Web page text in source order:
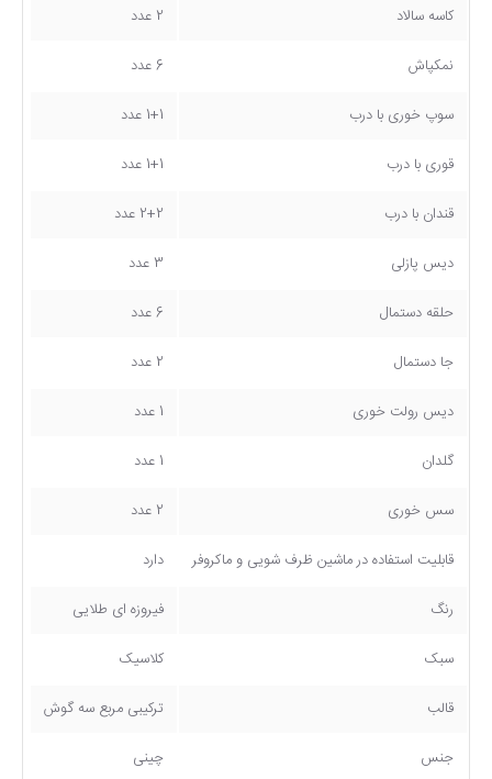
کاسه سالاد 2 عدد
نمکپاش 6 عدد
سوپ خوری با درب 1+1 عدد
قوری با درب 1+1 عدد
قندان با درب 2+2 عدد
دیس پازلی 3 عدد
حلقه دستمال 6 عدد
جا دستمال 2 عدد
دیس رولت خوری 1 عدد
گلدان 1 عدد
سس خوری 2 عدد
قابلیت استفاده در ماشین ظرف شویی و ماکروفر دارد
رنگ فیروزه ای طلایی
سبک کلاسیک
قالب ترکیبی مربع سه گوش
جنس چینی